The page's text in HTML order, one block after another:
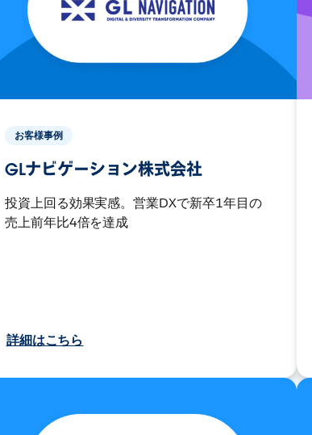
お客様事例
GLナビゲーション株式会社
投資上回る効果実感。営業DXで新卒1年目の
売上前年比4倍を達成
詳細はこちら